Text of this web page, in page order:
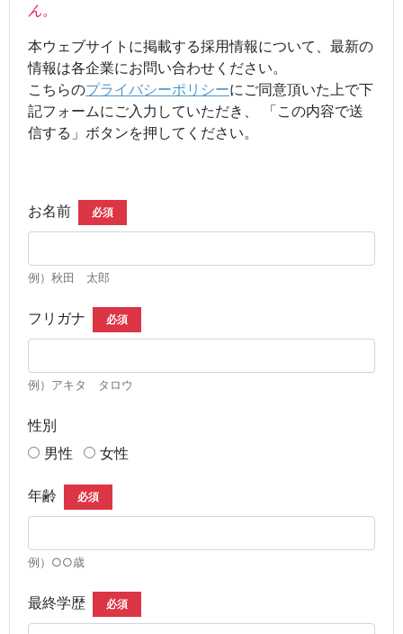
ん。
本ウェブサイトに掲載する採用情報について、最新の
情報は各企業にお問い合わせください。
こちらのプライバシーポリシーにご同意頂いた上で下
記フォームにご入力していただき、 「この内容で送
信する」ボタンを押してください。
お名前 必須
例）秋田 太郎
フリガナ 必須
例）アキタ タロウ
性別
男性
女性
年齢 必須
例）○○歳
最終学歴 必須